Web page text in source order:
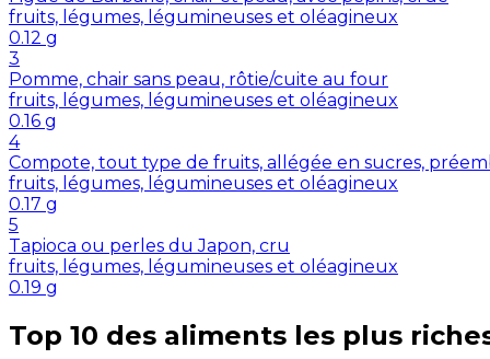
fruits, légumes, légumineuses et oléagineux
0.12 g
3
Pomme, chair sans peau, rôtie/cuite au four
fruits, légumes, légumineuses et oléagineux
0.16 g
4
Compote, tout type de fruits, allégée en sucres,
fruits, légumes, légumineuses et oléagineux
0.17 g
5
Tapioca ou perles du Japon, cru
fruits, légumes, légumineuses et oléagineux
0.19 g
Top 10 des aliments les plus